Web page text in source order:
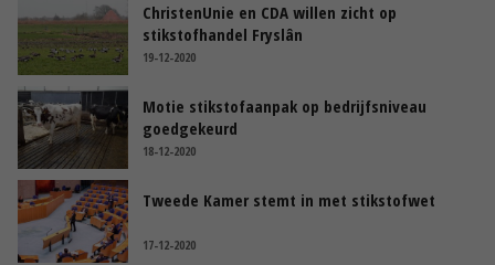
ChristenUnie en CDA willen zicht op
stikstofhandel Fryslân
19-12-2020
Motie stikstofaanpak op bedrijfsniveau
goedgekeurd
18-12-2020
Tweede Kamer stemt in met stikstofwet
17-12-2020